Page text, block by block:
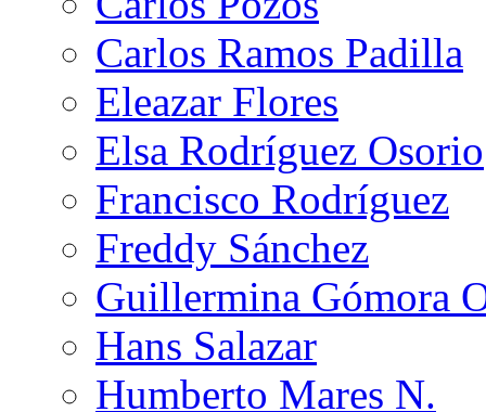
Carlos Ramos Padilla
Eleazar Flores
Elsa Rodríguez Osorio
Francisco Rodríguez
Freddy Sánchez
Guillermina Gómora
Hans Salazar
Humberto Mares N.